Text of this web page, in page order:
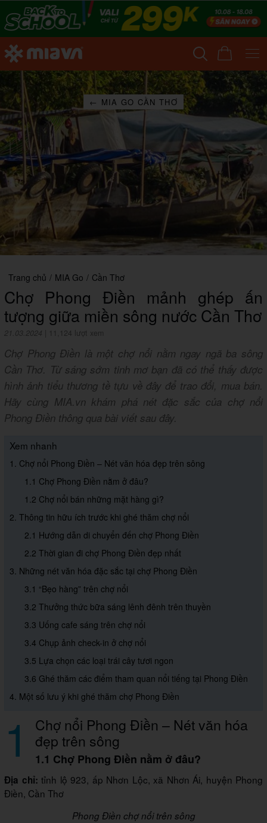
← MIA GO CẦN THƠ
Trang chủ / MIA Go / Cần Thơ
Chợ Phong Điền mảnh ghép ấn
tượng giữa miền sông nước Cần Thơ
21.03.2024 11,124 lượt xem
Chợ Phong Điền là một chợ nổi nằm ngay ngã ba sông
Cần Thơ. Từ sáng sớm tinh mơ bạn đã có thể thấy được
hình ảnh tiểu thương tề tựu về đây để trao đổi, mua bán.
Hãy cùng MIA.vn khám phá nét đặc sắc của chợ nổi
Phong Điền thông qua bài viết sau đây.
Xem nhanh
1. Chợ nổi Phong Điền – Nét văn hóa đẹp trên sông
1.1 Chợ Phong Điền nằm ở đâu?
1.2 Chợ nổi bán những mặt hàng gì?
2. Thông tin hữu ích trước khi ghé thăm chợ nổi
2.1 Hướng dẫn di chuyển đến chợ Phong Điền
2.2 Thời gian đi chợ Phong Điền đẹp nhất
3. Những nét văn hóa đặc sắc tại chợ Phong Điền
3.1 “Bẹo hàng” trên chợ nổi
3.2 Thưởng thức bữa sáng lênh đênh trên thuyền
3.3 Uống cafe sáng trên chợ nổi
3.4 Chụp ảnh check-in ở chợ nổi
3.5 Lựa chọn các loại trái cây tươi ngon
3.6 Ghé thăm các điểm tham quan nổi tiếng tại Phong Điền
4. Một số lưu ý khi ghé thăm chợ Phong Điền
1 Chợ nổi Phong Điền – Nét văn hóa
đẹp trên sông
1.1 Chợ Phong Điền nằm ở đâu?
Địa chỉ: tỉnh lộ 923, ấp Nhơn Lộc, xã Nhơn Ái, huyện Phong
Điền, Cần Thơ
Phong Điền chợ nổi trên sông